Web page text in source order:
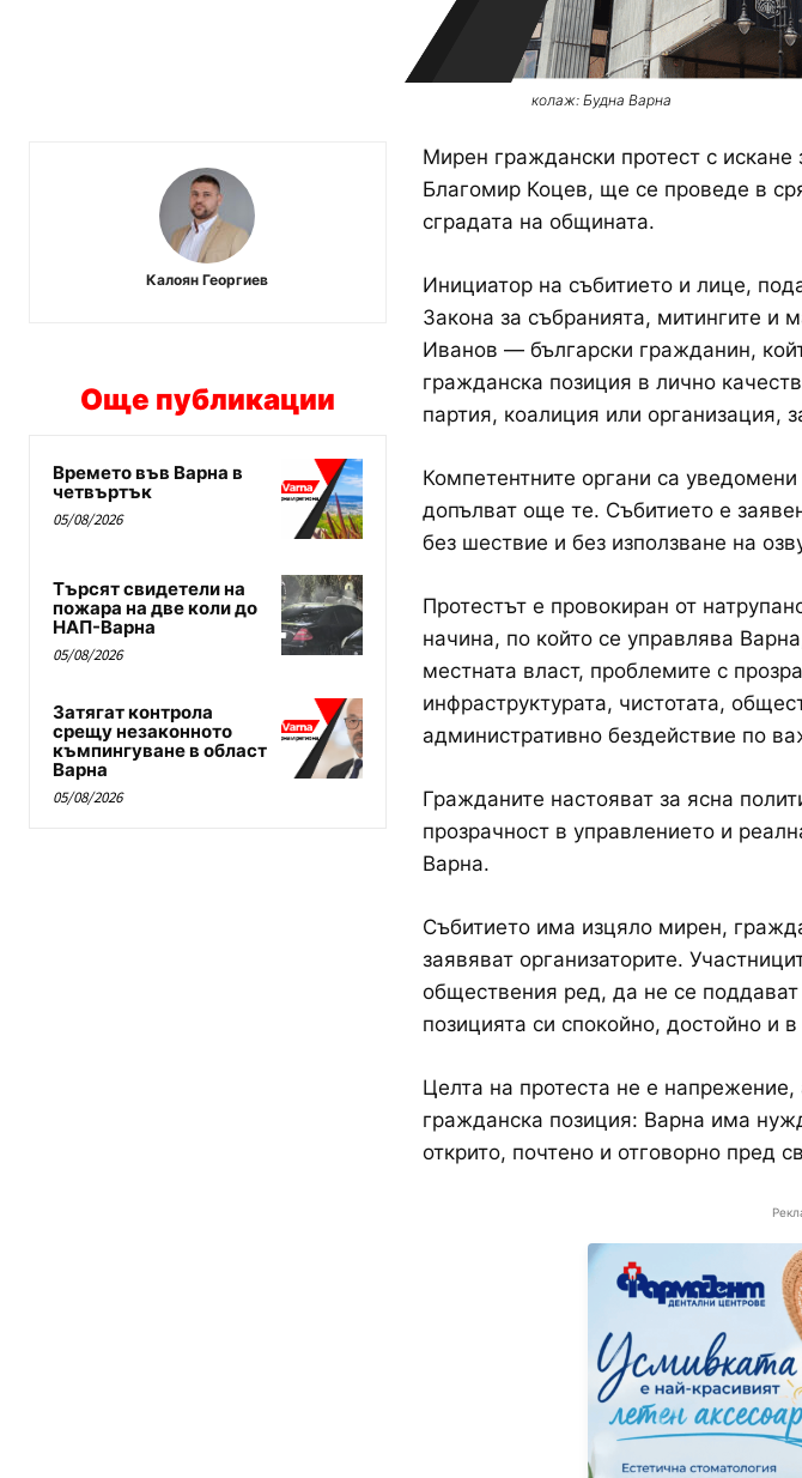
колаж: Будна Варна
Калоян Георгиев
Още публикации
Времето във Варна в
четвъртък
05/08/2026
Търсят свидетели на
пожара на две коли до
НАП-Варна
05/08/2026
Затягат контрола
срещу незаконното
къмпингуване в област
Варна
05/08/2026
Мирен граждански протест с
Благомир Коцев, ще се проведе в
сградата на общината.
Инициатор на събитието и лице,
Закона за събранията, митингите и
Иванов — български гражданин,
гражданска позиция в лично
партия, коалиция или организация,
Компетентните органи са
допълват още те. Събитието е
без шествие и без използване на
Протестът е провокиран от
начина, по който се управлява
местната власт, проблемите с
инфраструктурата, чистотата,
административно бездействие по
Гражданите настояват за ясна
прозрачност в управлението и
Варна.
Събитието има изцяло мирен,
заявяват организаторите.
обществения ред, да не се
позицията си спокойно, достойно и
Целта на протеста не е
гражданска позиция: Варна има
открито, почтено и отговорно пред